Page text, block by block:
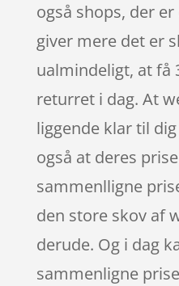
også shops, der
giver mere det er
ualmindeligt, at få
returret i dag. At
liggende klar til
også at deres
sammenlligne
den store skov af
derude. Og i dag
sammenligne